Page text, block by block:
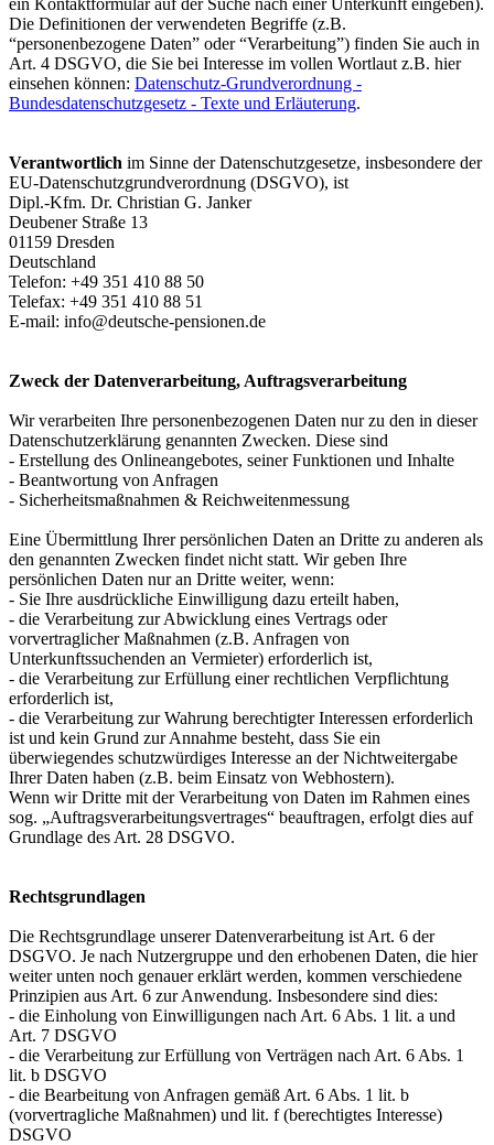
Die Definitionen der verwendeten Begriffe (z.B.
“personenbezogene Daten” oder “Verarbeitung”) finden Sie auch in
Art. 4 DSGVO, die Sie bei Interesse im vollen Wortlaut z.B. hier
einsehen können: Datenschutz-Grundverordnung -
Bundesdatenschutzgesetz - Texte und Erläuterung.
Verantwortlich im Sinne der Datenschutzgesetze, insbesondere der
EU-Datenschutzgrundverordnung (DSGVO), ist
Dipl.-Kfm. Dr. Christian G. Janker
Deubener Straße 13
01159 Dresden
Deutschland
Telefon: +49 351 410 88 50
Telefax: +49 351 410 88 51
E-mail: info@deutsche-pensionen.de
Zweck der Datenverarbeitung, Auftragsverarbeitung
Wir verarbeiten Ihre personenbezogenen Daten nur zu den in dieser
Datenschutzerklärung genannten Zwecken. Diese sind
- Erstellung des Onlineangebotes, seiner Funktionen und Inhalte
- Beantwortung von Anfragen
- Sicherheitsmaßnahmen & Reichweitenmessung
Eine Übermittlung Ihrer persönlichen Daten an Dritte zu anderen als
den genannten Zwecken findet nicht statt. Wir geben Ihre
persönlichen Daten nur an Dritte weiter, wenn:
- Sie Ihre ausdrückliche Einwilligung dazu erteilt haben,
- die Verarbeitung zur Abwicklung eines Vertrags oder
vorvertraglicher Maßnahmen (z.B. Anfragen von
Unterkunftssuchenden an Vermieter) erforderlich ist,
- die Verarbeitung zur Erfüllung einer rechtlichen Verpflichtung
erforderlich ist,
- die Verarbeitung zur Wahrung berechtigter Interessen erforderlich
ist und kein Grund zur Annahme besteht, dass Sie ein
überwiegendes schutzwürdiges Interesse an der Nichtweitergabe
Ihrer Daten haben (z.B. beim Einsatz von Webhostern).
Wenn wir Dritte mit der Verarbeitung von Daten im Rahmen eines
sog. „Auftragsverarbeitungsvertrages“ beauftragen, erfolgt dies auf
Grundlage des Art. 28 DSGVO.
Rechtsgrundlagen
Die Rechtsgrundlage unserer Datenverarbeitung ist Art. 6 der
DSGVO. Je nach Nutzergruppe und den erhobenen Daten, die hier
weiter unten noch genauer erklärt werden, kommen verschiedene
Prinzipien aus Art. 6 zur Anwendung. Insbesondere sind dies:
- die Einholung von Einwilligungen nach Art. 6 Abs. 1 lit. a und
Art. 7 DSGVO
- die Verarbeitung zur Erfüllung von Verträgen nach Art. 6 Abs. 1
lit. b DSGVO
- die Bearbeitung von Anfragen gemäß Art. 6 Abs. 1 lit. b
(vorvertragliche Maßnahmen) und lit. f (berechtigtes Interesse)
DSGVO